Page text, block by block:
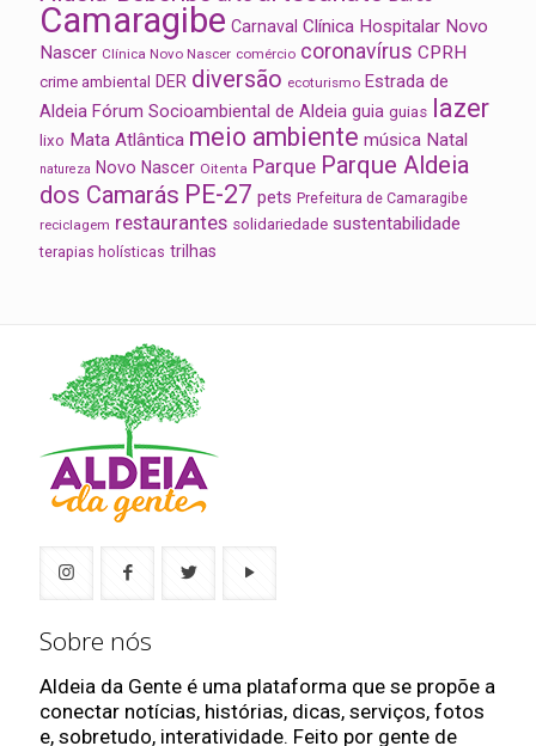
Camaragibe Carnaval Clínica Hospitalar Novo
Nascer Clínica Novo Nascer comércio coronavírus CPRH
crime ambiental DER diversão ecoturismo Estrada de
Aldeia Fórum Socioambiental de Aldeia guia guias lazer
lixo Mata Atlântica meio ambiente música Natal
natureza Novo Nascer Oitenta Parque Parque Aldeia
dos Camarás PE-27 pets Prefeitura de Camaragibe
reciclagem restaurantes solidariedade sustentabilidade
terapias holísticas trilhas
Sobre nós
Aldeia da Gente é uma plataforma que se propõe a
conectar notícias, histórias, dicas, serviços, fotos
e, sobretudo, interatividade. Feito por gente de